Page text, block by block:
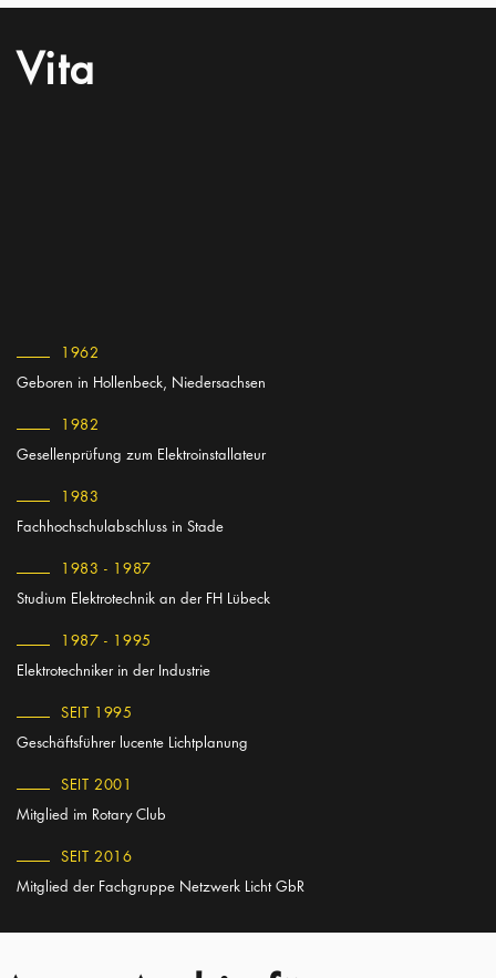
Vita
1962
Geboren in Hollenbeck, Niedersachsen
1982
Gesellenprüfung zum Elektroinstallateur
1983
Fachhochschulabschluss in Stade
1983 - 1987
Studium Elektrotechnik an der FH Lübeck
1987 - 1995
Elektrotechniker in der Industrie
SEIT 1995
Geschäftsführer lucente Lichtplanung
SEIT 2001
Mitglied im Rotary Club
SEIT 2016
Mitglied der Fachgruppe Netzwerk Licht GbR